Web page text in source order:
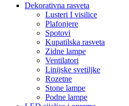
Dekorativna rasveta
Lusteri I visilice
Plafonjere
Spotovi
Kupatilska rasveta
Zidne lampe
Ventilatori
Linijske svetiljke
Rozetne
Stone lampe
Podne lampe